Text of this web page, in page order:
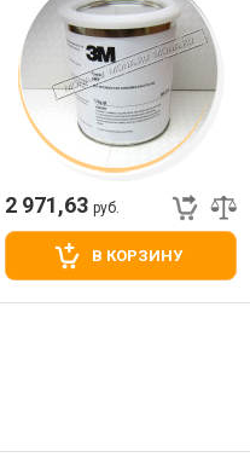
2 971,63 руб.
В КОРЗИНУ